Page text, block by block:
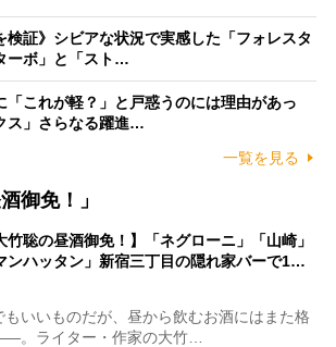
検証》シビアな状況で実感した「フォレスタ
ボ」と「スト…
「これが軽？」と戸惑うのには理由があっ
」さらなる躍進…
一覧を見る
御免！」
竹聡の昼酒御免！】「ネグローニ」「山崎」
ンハッタン」新宿三丁目の隠れ家バーで1…
いいものだが、昼から飲むお酒にはまた格
。ライター・作家の大竹…